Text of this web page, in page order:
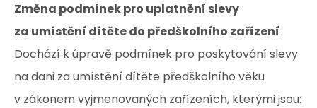
Změna podmínek pro uplatnění slevy
za umístění dítěte do předškolního zařízení
Dochází k úpravě podmínek pro poskytování slevy
na dani za umístění dítěte předškolního věku
v zákonem vyjmenovaných zařízeních, kterými jsou: